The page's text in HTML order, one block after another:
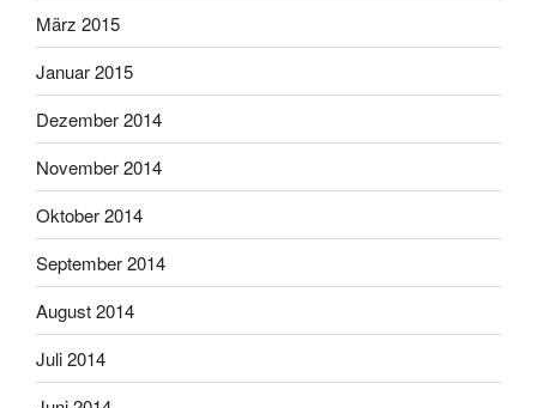
März 2015
Januar 2015
Dezember 2014
November 2014
Oktober 2014
September 2014
August 2014
Juli 2014